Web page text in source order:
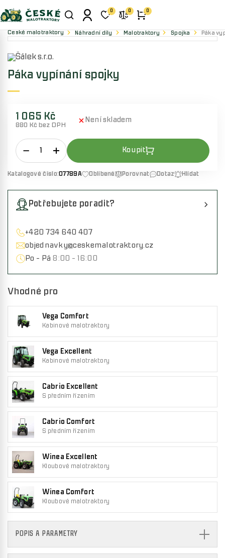
0 0 0
České malotraktory Náhradní díly Malotraktory Spojka Páka
Páka vypínání spojky
1 065 Kč
880 Kč bez DPH
Není skladem
Katalogové číslo:07789A Oblíbené Porovnat Dotaz Hlídat
Potřebujete poradit?
+420 734 640 407
objednavky@ceskemalotraktory.cz
Po - Pá 8:00 - 16:00
Vhodné pro
Vega Comfort
Kabinové malotraktory
Vega Excellent
Kabinové malotraktory
Cabrio Excellent
S předním řízením
Cabrio Comfort
S předním řízením
Winea Excellent
Kloubové malotraktory
Winea Comfort
Kloubové malotraktory
POPIS A PARAMETRY